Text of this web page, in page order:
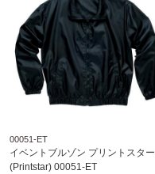
00051-ET
イベントブルゾン プリントスター
(Printstar) 00051-ET